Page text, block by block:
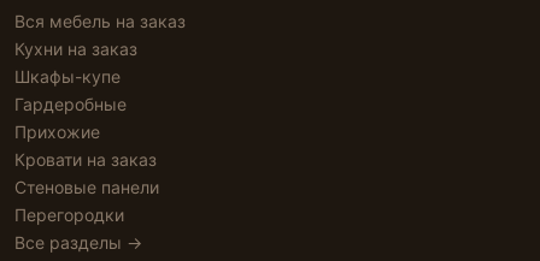
Вся мебель на заказ
Кухни на заказ
Шкафы-купе
Гардеробные
Прихожие
Кровати на заказ
Стеновые панели
Перегородки
Все разделы →